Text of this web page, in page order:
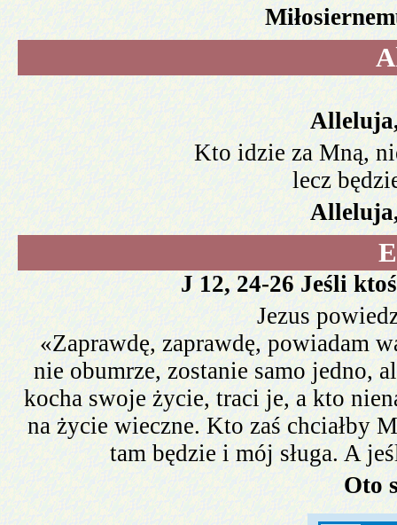
Kto idzie za Mną,
lecz
J 12, 24-26 Jeśli
Jezus
«Zaprawdę, zaprawdę, powiadam
nie obumrze, zostanie samo jedno,
kocha swoje życie, traci je, a kto
na życie wieczne. Kto zaś chciałby
tam będzie i mój sługa. A
Oto